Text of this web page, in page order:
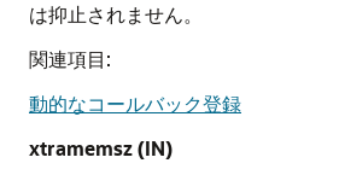
は抑止されません。
関連項目:
動的なコールバック登録
xtramemsz(IN)